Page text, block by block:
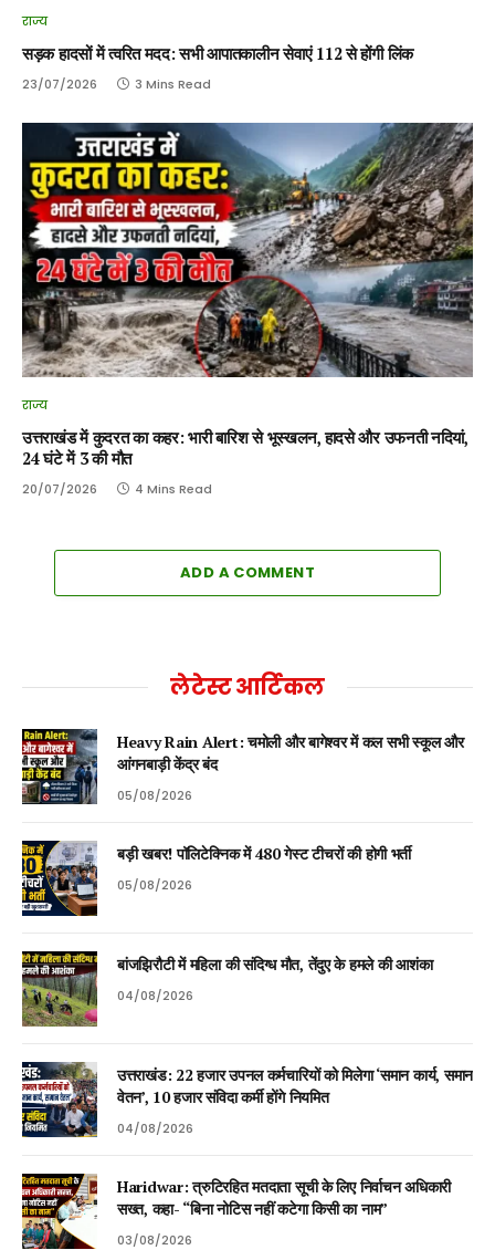
राज्य
सड़क हादसों में त्वरित मदद: सभी आपातकालीन सेवाएं 112 से होंगी लिंक
23/07/2026 3 Mins Read
राज्य
उत्तराखंड में कुदरत का कहर: भारी बारिश से भूस्खलन, हादसे और उफनती नदियां,
24 घंटे में 3 की मौत
20/07/2026 4 Mins Read
ADD A COMMENT
लेटेस्ट आर्टिकल
Heavy Rain Alert: चमोली और बागेश्वर में कल सभी स्कूल और
आंगनबाड़ी केंद्र बंद
05/08/2026
बड़ी खबर! पॉलिटेक्निक में 480 गेस्ट टीचरों की होगी भर्ती
05/08/2026
बांजझिरौटी में महिला की संदिग्ध मौत, तेंदुए के हमले की आशंका
04/08/2026
उत्तराखंड: 22 हजार उपनल कर्मचारियों को मिलेगा ‘समान कार्य, समान
वेतन’, 10 हजार संविदा कर्मी होंगे नियमित
04/08/2026
Haridwar: त्रुटिरहित मतदाता सूची के लिए निर्वाचन अधिकारी
सख्त, कहा- “बिना नोटिस नहीं कटेगा किसी का नाम”
03/08/2026